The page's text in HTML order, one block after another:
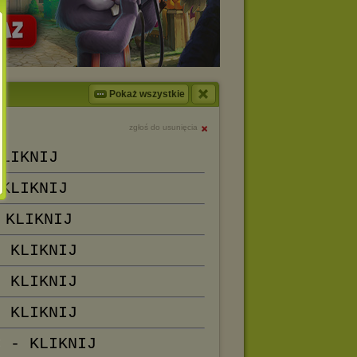
Pokaż wszystkie
zgłoś do usunięcia
KLIKNIJ
KLIKNIJ
KLIKNIJ
KLIKNIJ
KLIKNIJ
- KLIKNIJ